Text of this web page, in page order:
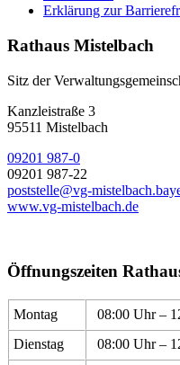
Erklärung zur
Rathaus Mistelbach
Sitz der
Kanzleistraße 3
95511 Mistelbach
09201 987-0
09201 987-22
poststelle@vg-
www.vg-mistelbach.de
Öffnungszeiten
Montag 08:00 Uhr –
Dienstag
08:00 Uhr –